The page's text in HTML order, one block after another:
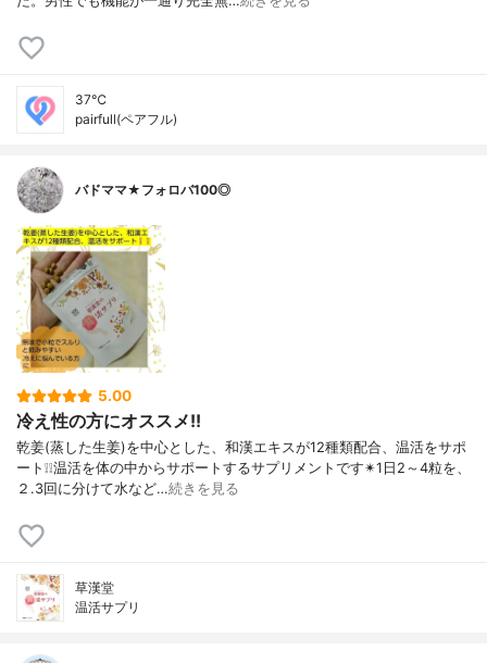
37℃
pairfull(ペアフル)
バドママ★フォロバ100◎
5.00
冷え性の方にオススメ!!
乾姜(蒸した生姜)を中心とした、和漢エキスが12種類配合、温活をサポ
ート❕❕温活を体の中からサポートするサプリメントです✴1日2～4粒を、
２.3回に分けて水など…続きを見る
草漢堂
温活サプリ